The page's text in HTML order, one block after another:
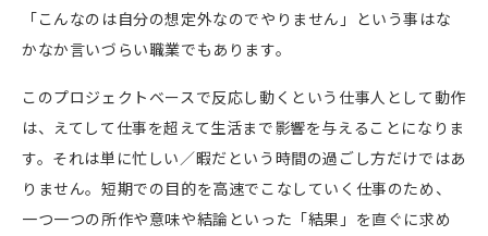
「こんなのは自分の想定外なのでやりません」という事はな
かなか言いづらい職業でもあります。
このプロジェクトベースで反応し動くという仕事人として動作
は、えてして仕事を超えて生活まで影響を与えることになりま
す。それは単に忙しい／暇だという時間の過ごし方だけではあ
りません。短期での目的を高速でこなしていく仕事のため、
一つ一つの所作や意味や結論といった「結果」を直ぐに求め